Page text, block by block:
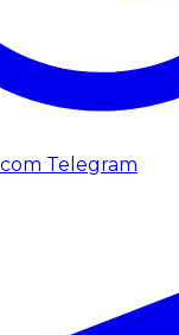
Telegram